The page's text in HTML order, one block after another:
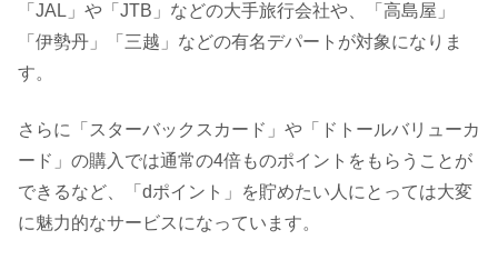
「JAL」や「JTB」などの大手旅行会社や、「高島屋」
「伊勢丹」「三越」などの有名デパートが対象になりま
す。
さらに「スターバックスカード」や「ドトールバリューカ
ード」の購入では通常の4倍ものポイントをもらうことが
できるなど、「dポイント」を貯めたい人にとっては大変
に魅力的なサービスになっています。